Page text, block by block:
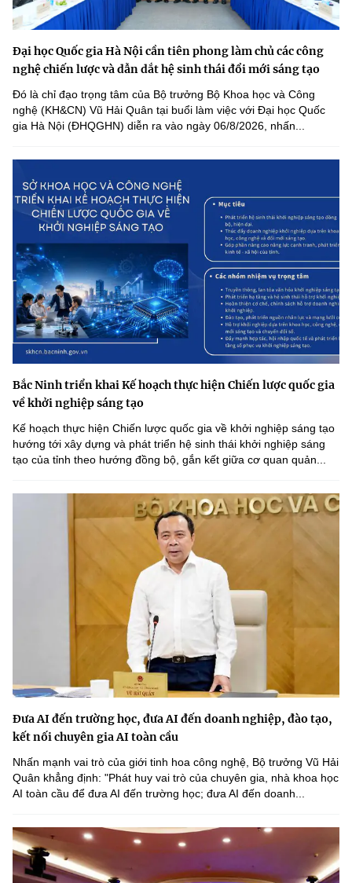
Chịu trách nhiệm nội dung: Nguyễn Thị Hải Hằng
Giám đốc Trung tâm Truyền thông Khoa học và Công nghệ.
Liên hệ
Địa chỉ: Ban Biên tập Cổng TTĐT - 18 Nguyễn Du, TP. Hà Nội
Điện thoại: 024 3936 9506
(Ghi rõ nguồn "https://mst.gov.vn" khi phát hành lại thông tin từ
website này)
Đại học Quốc gia Hà Nội cần tiên phong làm chủ các công
nghệ chiến lược và dẫn dắt hệ sinh thái đổi mới sáng tạo
Đó là chỉ đạo trọng tâm của Bộ trưởng Bộ Khoa học và Công
nghệ (KH&CN) Vũ Hải Quân tại buổi làm việc với Đại học Quốc
gia Hà Nội (ĐHQGHN) diễn ra vào ngày 06/8/2026, nhấn...
Bắc Ninh triển khai Kế hoạch thực hiện Chiến lược quốc gia
về khởi nghiệp sáng tạo
Kế hoạch thực hiện Chiến lược quốc gia về khởi nghiệp sáng tạo
hướng tới xây dựng và phát triển hệ sinh thái khởi nghiệp sáng
tạo của tỉnh theo hướng đồng bộ, gắn kết giữa cơ quan quản...
Đưa AI đến trường học, đưa AI đến doanh nghiệp, đào tạo,
kết nối chuyên gia AI toàn cầu
Nhấn mạnh vai trò của giới tinh hoa công nghệ, Bộ trưởng Vũ Hải
Quân khẳng định: "Phát huy vai trò của chuyên gia, nhà khoa học
AI toàn cầu để đưa AI đến trường học; đưa AI đến doanh...